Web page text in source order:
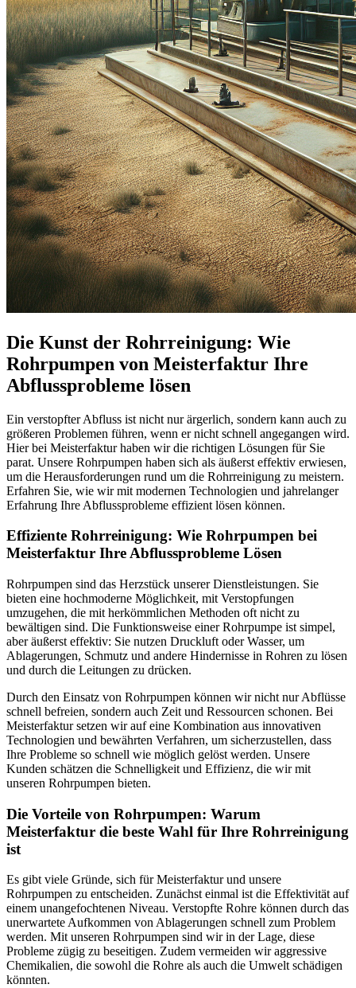
Die Kunst der Rohrreinigung: Wie
Rohrpumpen von Meisterfaktur Ihre
Abflussprobleme lösen
Ein verstopfter Abfluss ist nicht nur ärgerlich, sondern kann auch zu
größeren Problemen führen, wenn er nicht schnell angegangen wird.
Hier bei Meisterfaktur haben wir die richtigen Lösungen für Sie
parat. Unsere Rohrpumpen haben sich als äußerst effektiv erwiesen,
um die Herausforderungen rund um die Rohrreinigung zu meistern.
Erfahren Sie, wie wir mit modernen Technologien und jahrelanger
Erfahrung Ihre Abflussprobleme effizient lösen können.
Effiziente Rohrreinigung: Wie Rohrpumpen bei
Meisterfaktur Ihre Abflussprobleme Lösen
Rohrpumpen sind das Herzstück unserer Dienstleistungen. Sie
bieten eine hochmoderne Möglichkeit, mit Verstopfungen
umzugehen, die mit herkömmlichen Methoden oft nicht zu
bewältigen sind. Die Funktionsweise einer Rohrpumpe ist simpel,
aber äußerst effektiv: Sie nutzen Druckluft oder Wasser, um
Ablagerungen, Schmutz und andere Hindernisse in Rohren zu lösen
und durch die Leitungen zu drücken.
Durch den Einsatz von Rohrpumpen können wir nicht nur Abflüsse
schnell befreien, sondern auch Zeit und Ressourcen schonen. Bei
Meisterfaktur setzen wir auf eine Kombination aus innovativen
Technologien und bewährten Verfahren, um sicherzustellen, dass
Ihre Probleme so schnell wie möglich gelöst werden. Unsere
Kunden schätzen die Schnelligkeit und Effizienz, die wir mit
unseren Rohrpumpen bieten.
Die Vorteile von Rohrpumpen: Warum
Meisterfaktur die beste Wahl für Ihre Rohrreinigung
ist
Es gibt viele Gründe, sich für Meisterfaktur und unsere
Rohrpumpen zu entscheiden. Zunächst einmal ist die Effektivität auf
einem unangefochtenen Niveau. Verstopfte Rohre können durch das
unerwartete Aufkommen von Ablagerungen schnell zum Problem
werden. Mit unseren Rohrpumpen sind wir in der Lage, diese
Probleme zügig zu beseitigen. Zudem vermeiden wir aggressive
Chemikalien, die sowohl die Rohre als auch die Umwelt schädigen
könnten.